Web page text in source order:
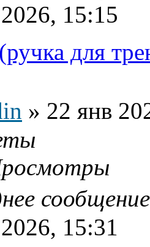
15:15
для
» 22 янв
15:31